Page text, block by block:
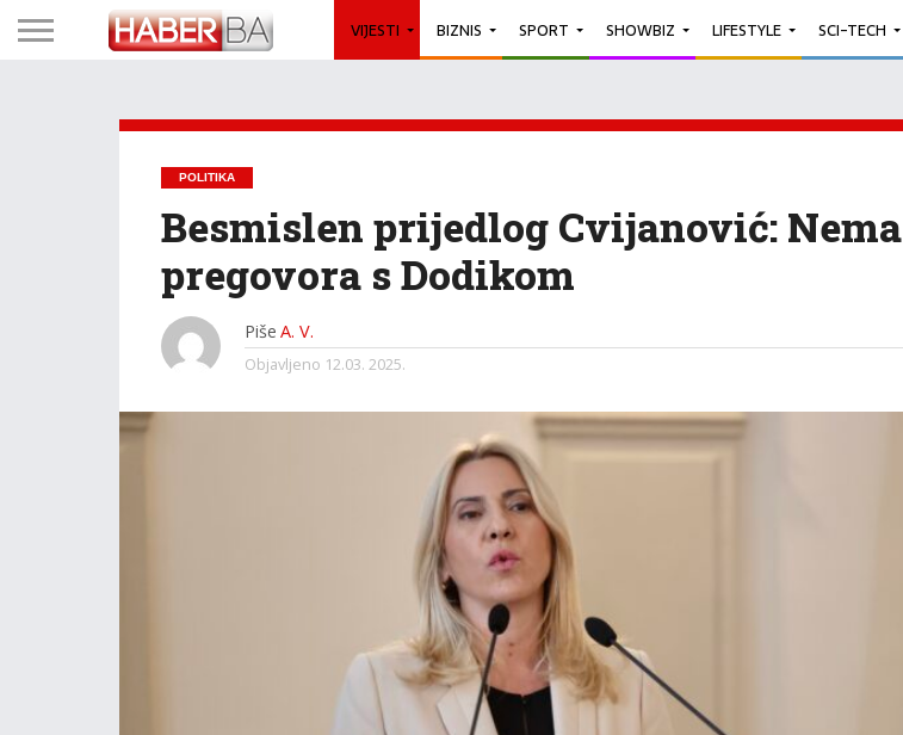
VIJESTI BIZNIS SPORT SHOWBIZ LIFESTYLE SCI-TECH
POLITIKA
Besmislen prijedlog Cvijanović: Nema
pregovora s Dodikom
Piše A. V.
Objavljeno 12.03. 2025.